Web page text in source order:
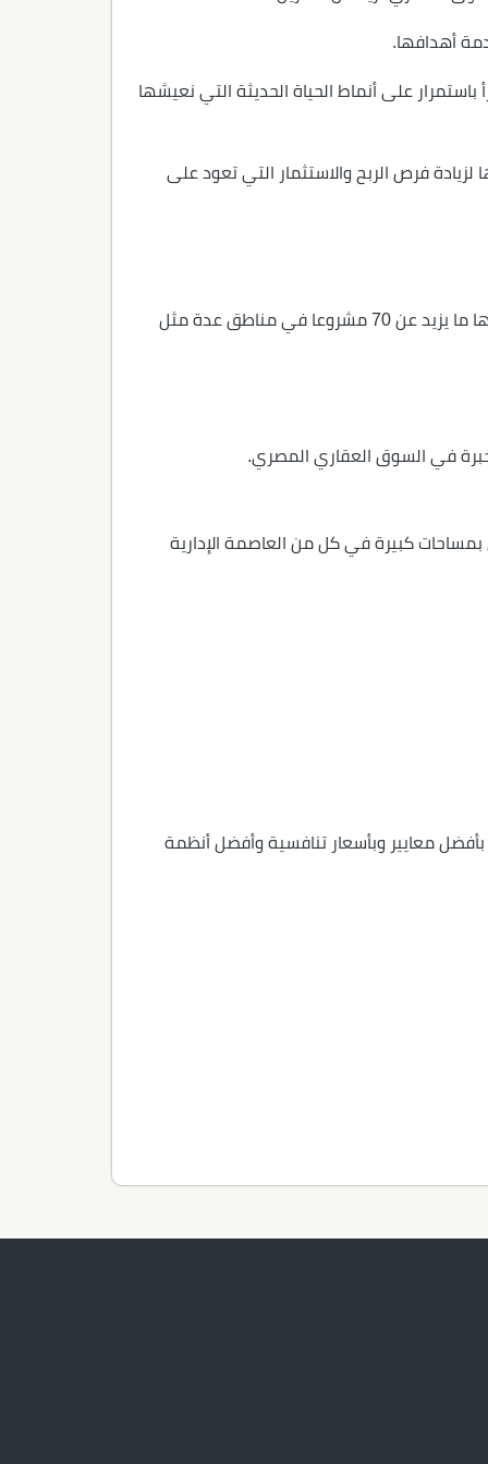
أهدافها.
على أنماط الحياة الحديثة التي نعيشها
فرص الربح والاستثمار التي تعود على
شركة يو سي للتطوير العقاري من الشركات الكبيرة والرائدة في قطاع التطوير العقاري المصري بخبرة تزيد عن 20 سنة، لها ما يزيد عن 70 مشروعا في مناطق عدة مثل
بمساحات كبيرة في كل من العاصمة الإدارية
بأفضل معايير وبأسعار تنافسية وأفضل أنظمة